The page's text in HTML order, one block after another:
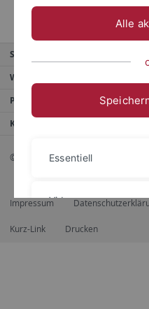
Service
Weitere Angebote
Portale
Kontaktinfo
© 2026 Eberhard Karls Universität
Impressum
Kurz-Link Drucken
Alle
Essentiell
Videos